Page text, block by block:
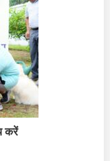
करें